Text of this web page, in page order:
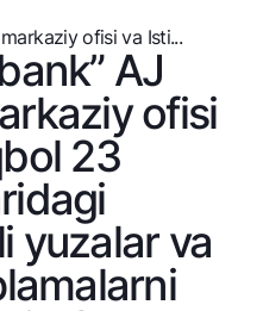
yoqishShaxsiy kabinet
ofisi va Isti...
AJ
ofisi
23
yuzalar va